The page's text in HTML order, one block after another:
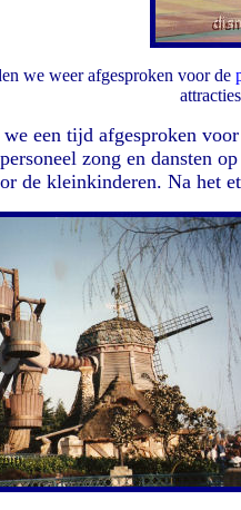
we weer afgesproken voor de
we een tijd afgesproken
zong en dansten
de kleinkinderen. Na het